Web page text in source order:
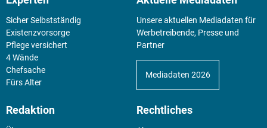
Sicher Selbstständig
Existenz­vorsorge
Pflege versichert
4 Wände
Chefsache
Fürs Alter
Unsere aktuellen Mediadaten für
Werbetreibende, Presse und
Partner
Mediadaten 2026
Redaktion Rechtliches